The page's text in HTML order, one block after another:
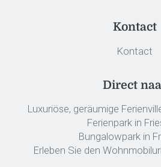
Kontact
Kontact
Direct
Luxuriöse, geräumige
Ferienpark in
Bungalowpark in
Erleben Sie den